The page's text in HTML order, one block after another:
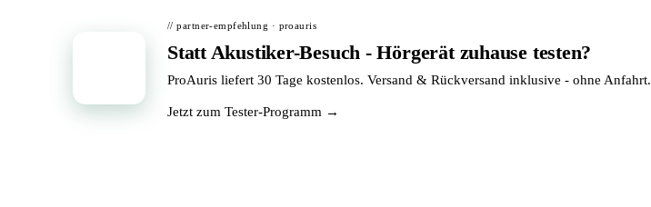
// partner-empfehlung · proauris
Statt Akustiker-Besuch - Hörgerät zuhause testen?
ProAuris liefert 30 Tage kostenlos. Versand & Rückversand inklusive - ohne Anfahrt.
Jetzt zum Tester-Programm →